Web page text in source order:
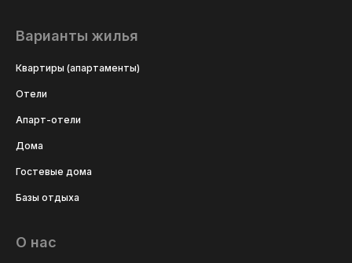
Варианты жилья
Квартиры (апартаменты)
Отели
Апарт-отели
Дома
Гостевые дома
Базы отдыха
О нас